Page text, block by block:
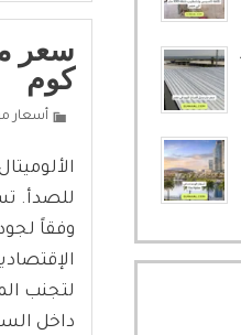
سعر
كوم
أسعار
للصدأ.
وفقاً
لتجنب
داخل